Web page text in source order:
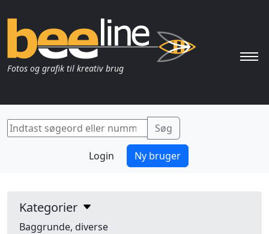
Fotos og grafik til kreativ brug
Login Ny bruger
Kategorier
Baggrunde, diverse